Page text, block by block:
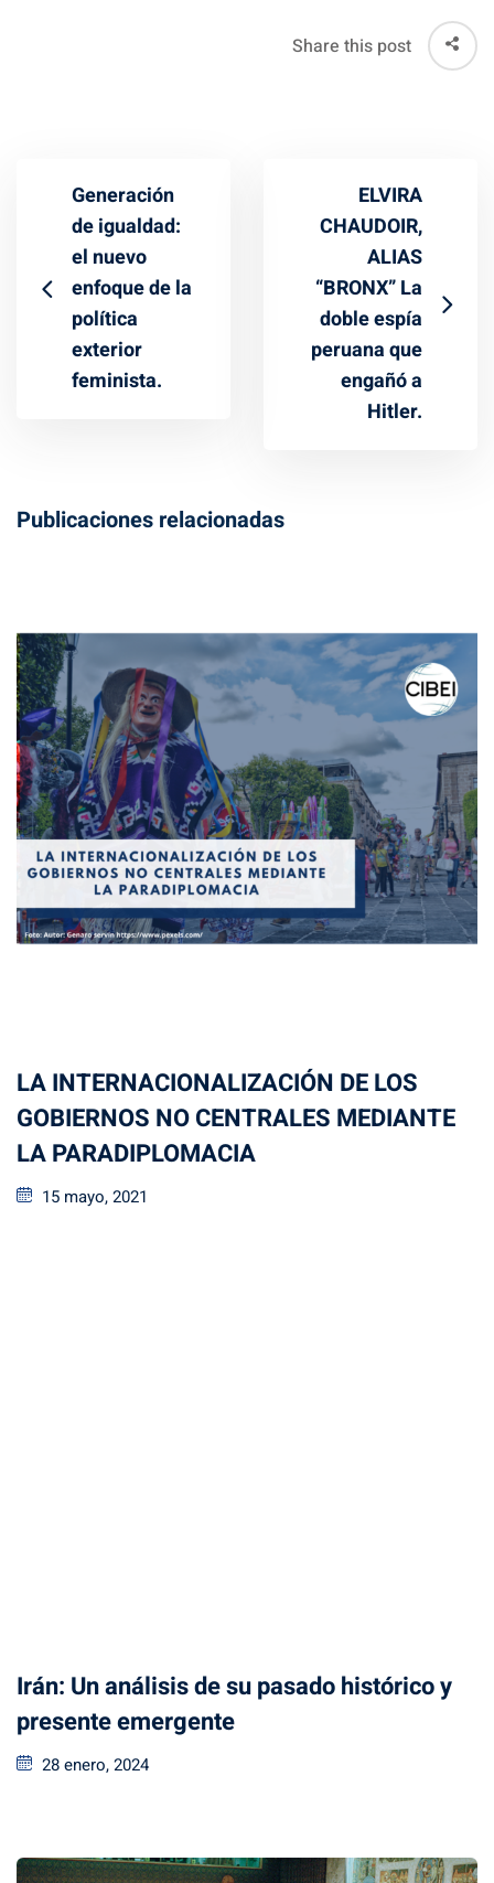
Share this post
Generación
de igualdad:
el nuevo
enfoque de la
política
exterior
feminista.
ELVIRA
CHAUDOIR,
ALIAS
“BRONX” La
doble espía
peruana que
engañó a
Hitler.
Publicaciones relacionadas
LA INTERNACIONALIZACIÓN DE LOS
GOBIERNOS NO CENTRALES MEDIANTE
LA PARADIPLOMACIA
15 mayo, 2021
Irán: Un análisis de su pasado histórico y
presente emergente
28 enero, 2024